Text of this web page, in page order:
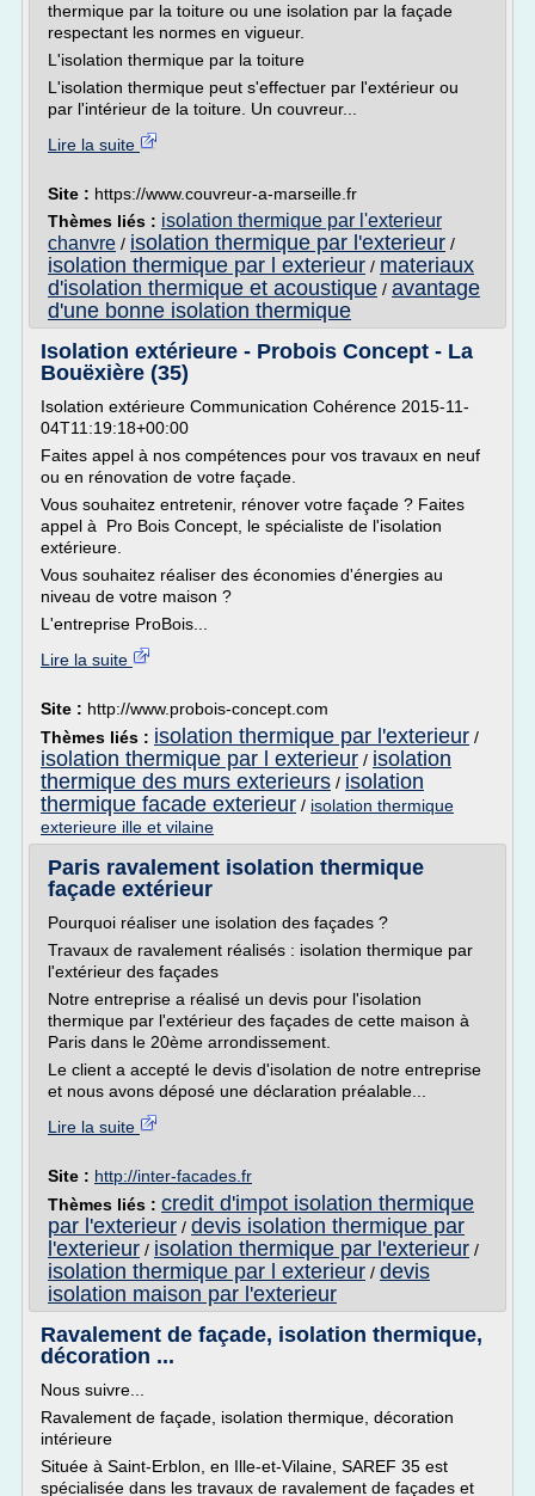
thermique par la toiture ou une isolation par la façade
respectant les normes en vigueur.
L'isolation thermique par la toiture
L'isolation thermique peut s'effectuer par l'extérieur ou
par l'intérieur de la toiture. Un couvreur...
Lire la suite
Site : https://www.couvreur-a-marseille.fr
Thèmes liés : isolation thermique par l'exterieur
chanvre / isolation thermique par l'exterieur /
isolation thermique par l exterieur / materiaux
d'isolation thermique et acoustique / avantage
d'une bonne isolation thermique
Isolation extérieure - Probois Concept - La
Bouëxière (35)
Isolation extérieure Communication Cohérence 2015-11-
04T11:19:18+00:00
Faites appel à nos compétences pour vos travaux en neuf
ou en rénovation de votre façade.
Vous souhaitez entretenir, rénover votre façade ? Faites
appel à Pro Bois Concept, le spécialiste de l'isolation
extérieure.
Vous souhaitez réaliser des économies d'énergies au
niveau de votre maison ?
L'entreprise ProBois...
Lire la suite
Site : http://www.probois-concept.com
Thèmes liés : isolation thermique par l'exterieur /
isolation thermique par l exterieur / isolation
thermique des murs exterieurs / isolation
thermique facade exterieur / isolation thermique
exterieure ille et vilaine
Paris ravalement isolation thermique
façade extérieur
Pourquoi réaliser une isolation des façades ?
Travaux de ravalement réalisés : isolation thermique par
l'extérieur des façades
Notre entreprise a réalisé un devis pour l'isolation
thermique par l'extérieur des façades de cette maison à
Paris dans le 20ème arrondissement.
Le client a accepté le devis d'isolation de notre entreprise
et nous avons déposé une déclaration préalable...
Lire la suite
Site : http://inter-facades.fr
Thèmes liés : credit d'impot isolation thermique
par l'exterieur / devis isolation thermique par
l'exterieur / isolation thermique par l'exterieur /
isolation thermique par l exterieur / devis
isolation maison par l'exterieur
Ravalement de façade, isolation thermique,
décoration ...
Nous suivre...
Ravalement de façade, isolation thermique, décoration
intérieure
Située à Saint-Erblon, en Ille-et-Vilaine, SAREF 35 est
spécialisée dans les travaux de ravalement de façades et